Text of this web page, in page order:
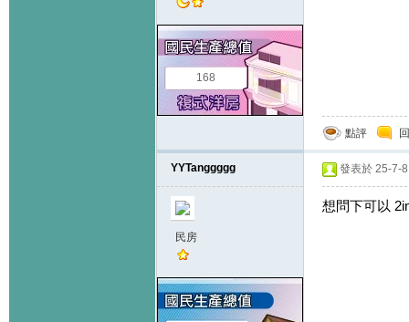
168
點評
YYTanggggg
民房
發表於 25-7-
想問下可以